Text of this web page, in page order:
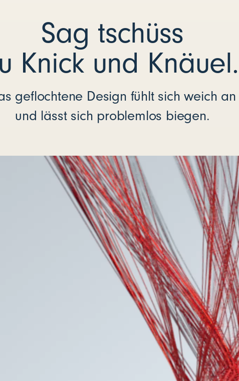
Sag tschüss
Knick und Knäuel.
geflochtene Design fühlt sich weich an
und lässt sich problemlos biegen.